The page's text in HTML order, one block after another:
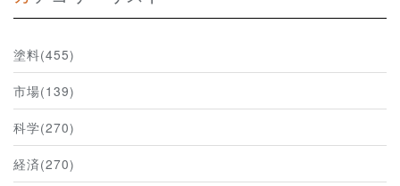
塗料(455)
市場(139)
科学(270)
経済(270)